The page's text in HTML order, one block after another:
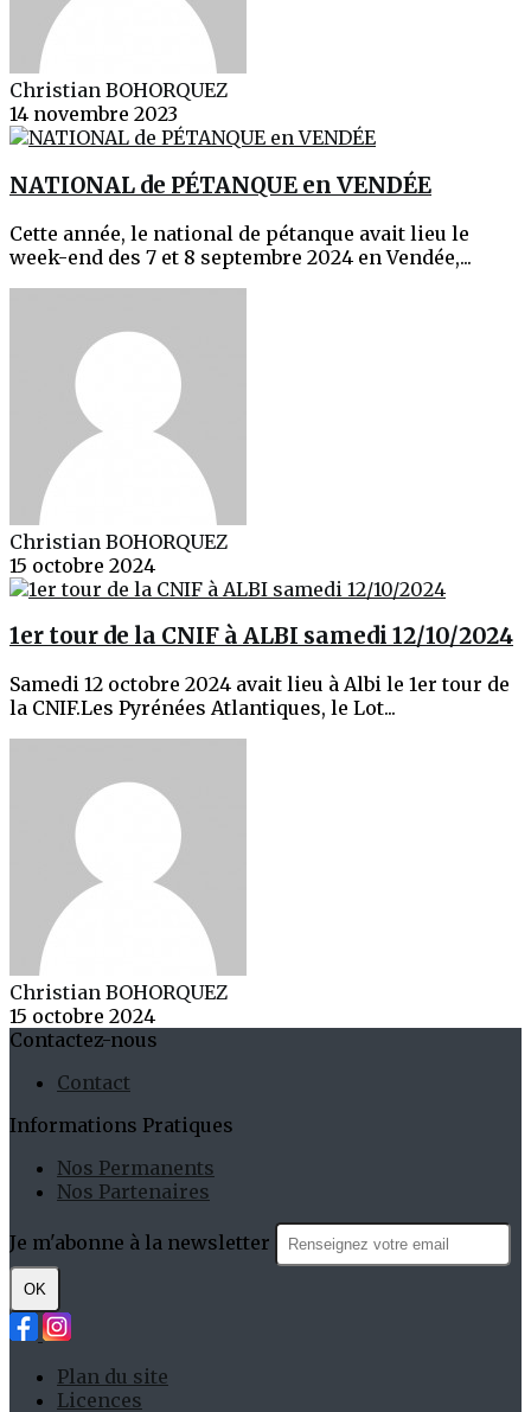
Christian BOHORQUEZ
14 novembre 2023
NATIONAL de PÉTANQUE en VENDÉE
Cette année, le national de pétanque avait lieu le
week-end des 7 et 8 septembre 2024 en Vendée,...
Christian BOHORQUEZ
15 octobre 2024
1er tour de la CNIF à ALBI samedi 12/10/2024
Samedi 12 octobre 2024 avait lieu à Albi le 1er tour de
la CNIF.Les Pyrénées Atlantiques, le Lot...
Christian BOHORQUEZ
15 octobre 2024
Contactez-nous
Contact
Informations Pratiques
Nos Permanents
Nos Partenaires
Je m'abonne à la newsletter
OK
Plan du site
Licences